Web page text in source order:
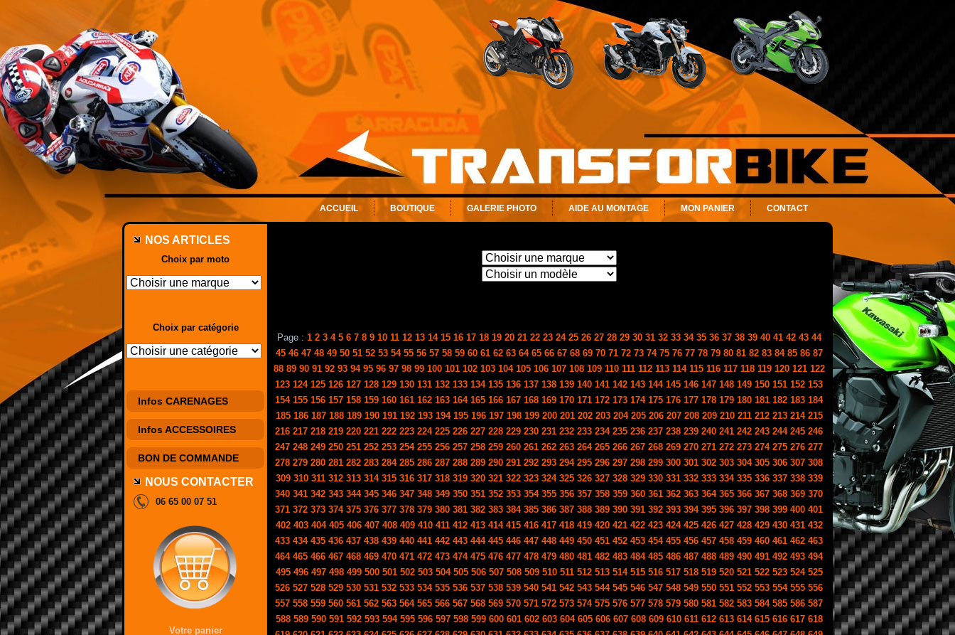
ACCUEIL BOUTIQUE GALERIE PHOTO AIDE AU MONTAGE MON PANIER CONTACT
NOS ARTICLES
Choix par moto
Choix par catégorie
Infos CARENAGES
Infos ACCESSOIRES
BON DE COMMANDE
NOUS CONTACTER
06 65 00 07 51
Votre panier
Page : 1 2 3 4 5 6 7 8 9 10 11 12 13 14 15 16 17 18 19 20 21 22 23 24 25 26 27 28 29 30 31 32 33 34 35 36 37 38 39 40 41 42 43 44
45 46 47 48 49 50 51 52 53 54 55 56 57 58 59 60 61 62 63 64 65 66 67 68 69 70 71 72 73 74 75 76 77 78 79 80 81 82 83 84 85 86 87
88 89 90 91 92 93 94 95 96 97 98 99 100 101 102 103 104 105 106 107 108 109 110 111 112 113 114 115 116 117 118 119 120 121 122
123 124 125 126 127 128 129 130 131 132 133 134 135 136 137 138 139 140 141 142 143 144 145 146 147 148 149 150 151 152 153
154 155 156 157 158 159 160 161 162 163 164 165 166 167 168 169 170 171 172 173 174 175 176 177 178 179 180 181 182 183 184
185 186 187 188 189 190 191 192 193 194 195 196 197 198 199 200 201 202 203 204 205 206 207 208 209 210 211 212 213 214 215
216 217 218 219 220 221 222 223 224 225 226 227 228 229 230 231 232 233 234 235 236 237 238 239 240 241 242 243 244 245 246
247 248 249 250 251 252 253 254 255 256 257 258 259 260 261 262 263 264 265 266 267 268 269 270 271 272 273 274 275 276 277
278 279 280 281 282 283 284 285 286 287 288 289 290 291 292 293 294 295 296 297 298 299 300 301 302 303 304 305 306 307 308
309 310 311 312 313 314 315 316 317 318 319 320 321 322 323 324 325 326 327 328 329 330 331 332 333 334 335 336 337 338 339
340 341 342 343 344 345 346 347 348 349 350 351 352 353 354 355 356 357 358 359 360 361 362 363 364 365 366 367 368 369 370
371 372 373 374 375 376 377 378 379 380 381 382 383 384 385 386 387 388 389 390 391 392 393 394 395 396 397 398 399 400 401
402 403 404 405 406 407 408 409 410 411 412 413 414 415 416 417 418 419 420 421 422 423 424 425 426 427 428 429 430 431 432
433 434 435 436 437 438 439 440 441 442 443 444 445 446 447 448 449 450 451 452 453 454 455 456 457 458 459 460 461 462 463
464 465 466 467 468 469 470 471 472 473 474 475 476 477 478 479 480 481 482 483 484 485 486 487 488 489 490 491 492 493 494
495 496 497 498 499 500 501 502 503 504 505 506 507 508 509 510 511 512 513 514 515 516 517 518 519 520 521 522 523 524 525
526 527 528 529 530 531 532 533 534 535 536 537 538 539 540 541 542 543 544 545 546 547 548 549 550 551 552 553 554 555 556
557 558 559 560 561 562 563 564 565 566 567 568 569 570 571 572 573 574 575 576 577 578 579 580 581 582 583 584 585 586 587
588 589 590 591 592 593 594 595 596 597 598 599 600 601 602 603 604 605 606 607 608 609 610 611 612 613 614 615 616 617 618